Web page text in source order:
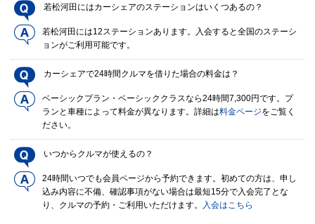
若松河田にはカーシェアのステーションはいくつあるの？
若松河田には12ステーションあります。入会すると全国のステーシ
ョンがご利用可能です。
カーシェアで24時間クルマを借りた場合の料金は？
ベーシックプラン・ベーシッククラスなら24時間7,300円です。プ
ランと車種によって料金が異なります。詳細は料金ページをご覧く
ださい。
いつからクルマが使えるの？
24時間いつでも会員ページから予約できます。初めての方は、申し
込み内容に不備、確認事項がない場合は最短15分で入会完了とな
り、クルマの予約・ご利用いただけます。
入会はこちら